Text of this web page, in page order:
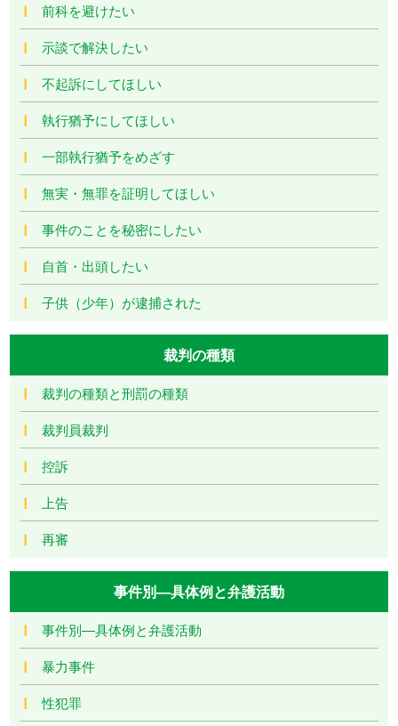
前科を避けたい
示談で解決したい
不起訴にしてほしい
執行猶予にしてほしい
一部執行猶予をめざす
無実・無罪を証明してほしい
事件のことを秘密にしたい
自首・出頭したい
子供（少年）が逮捕された
裁判の種類
裁判の種類と刑罰の種類
裁判員裁判
控訴
上告
再審
事件別―具体例と弁護活動
事件別―具体例と弁護活動
暴力事件
性犯罪